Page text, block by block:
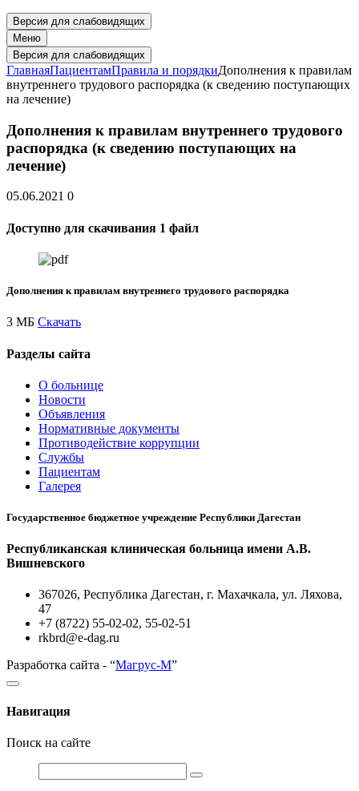
Версия для слабовидящих
Меню
Версия для слабовидящих
ГлавнаяПациентамПравила и порядкиДополнения к правилам
внутреннего трудового распорядка (к сведению поступающих
на лечение)
Дополнения к правилам внутреннего трудового
распорядка (к сведению поступающих на
лечение)
05.06.2021 0
Доступно для скачивания 1 файл
Дополнения к правилам внутреннего трудового распорядка
3 МБ Скачать
Разделы сайта
О больнице
Новости
Объявления
Нормативные документы
Противодействие коррупции
Службы
Пациентам
Галерея
Государственное бюджетное учреждение Республики Дагестан
Республиканская клиническая больница имени А.В.
Вишневского
367026, Республика Дагестан, г. Махачкала, ул. Ляхова,
47
+7 (8722) 55-02-02, 55-02-51
rkbrd@e-dag.ru
Разработка сайта - “Магрус-М”
Навигация
Поиск на сайте